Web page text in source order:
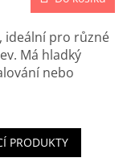
ideální pro různé
Má hladký
nebo
PRODUKTY